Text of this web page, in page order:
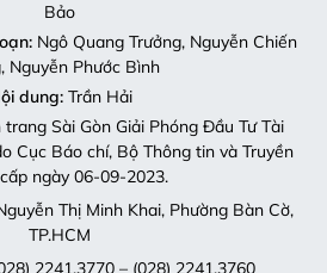
Bảo
Ngô Quang Trưởng, Nguyễn Chiến
Nguyễn Phước Bình
dung:Trần Hải
Sài Gòn Giải Phóng Đầu Tư Tài
Cục Báo chí, Bộ Thông tin và Truyền
ngày 06-09-2023.
Thị Minh Khai, Phường Bàn Cờ,
TP.HCM
2241.3770 – (028) 2241.3760